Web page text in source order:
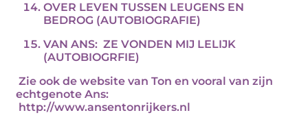
OVER LEVEN TUSSEN LEUGENS EN
BEDROG (AUTOBIOGRAFIE)
VAN ANS: ZE VONDEN MIJ LELIJK
(AUTOBIOGRFIE)
Zie ook de website van Ton en vooral van zijn
echtgenote Ans:
http://www.ansentonrijkers.nl